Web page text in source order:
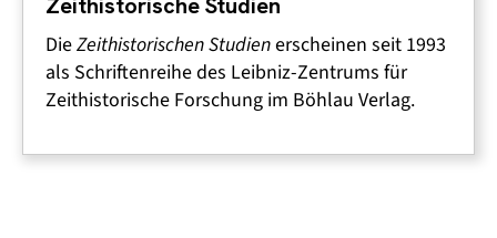
DieZeithistorischen Studienerscheinen seit 1993
als Schriftenreihe des Leibniz-Zentrums für
Zeithistorische Forschung im Böhlau Verlag.